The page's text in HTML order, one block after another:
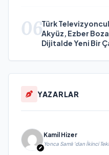
06Türk
Akyüz, Ezber
Dijitalde Yeni Bir
YAZARLAR
Kamil Hizer
Yonca Samlı ‘dan İkinci